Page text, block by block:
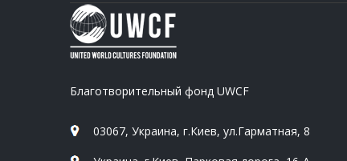
Благотворительный фонд UWCF
03067, Украина, г.Киев, ул.Гарматная, 8